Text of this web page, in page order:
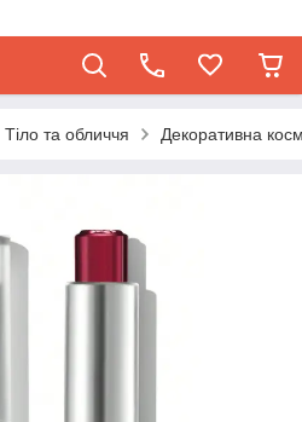
Тіло та обличчя Декоративна